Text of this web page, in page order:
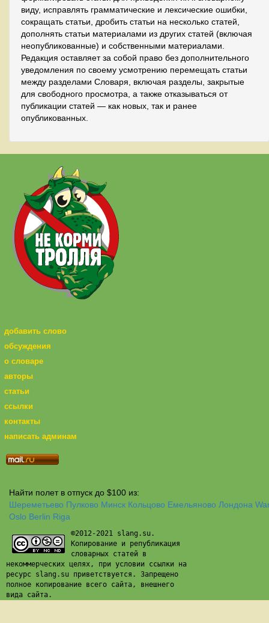
виду, исправлять грамматические и лексические ошибки,
сокращать статьи, дробить статьи на несколько статей,
дополнять статьи материалами из других статей (включая
неопубликованные) и собственными материалами.
Редакция оставляет за собой право без дополнительного
уведомления по своему усмотрению перемещать статьи
между разделами Словаря, включая разделы, закрытые
для свободного просмотра, а также отказываться от
публикации статей — как новых, так и ранее
опубликованных.
добавить слово
обсуждения
о словаре
авторы
статьи
ссылки
контакты
написать админам
Найти полет в отпуск до $100 из:
Шереметьево Пулково Минск Кольцово Емельяново Лондона
Oslo Berlin Riga
©2012-2021 slang.su.
Копирование и републикация
словарных статей в
некоммерческих целях, при условии ссылки на
ресурс slang.su приветствуется. Запрещено
полное копирование всего сайта, внешнего
вида сайта.